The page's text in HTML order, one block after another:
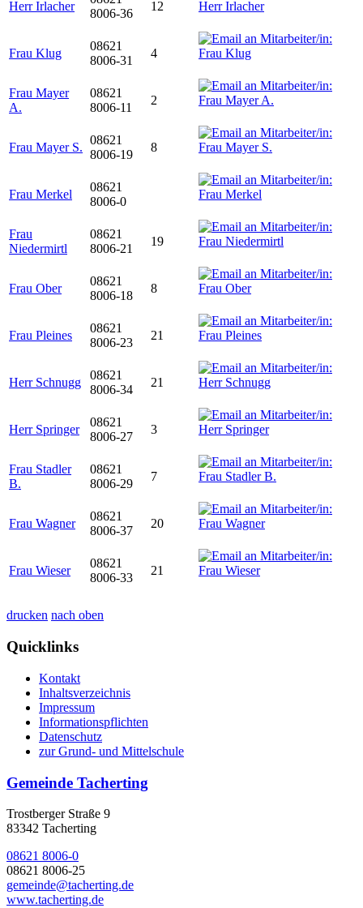
Herr Irlacher
8006-36
12
Frau Klug
08621
8006-31
4
Frau Mayer
A.
08621
8006-11
2
Frau Mayer S.
08621
8006-19
8
Frau Merkel
08621
8006-0
Frau
Niedermirtl
08621
8006-21
19
Frau Ober
08621
8006-18
8
Frau Pleines
08621
8006-23
21
Herr Schnugg
08621
8006-34
21
Herr Springer
08621
8006-27
3
Frau Stadler
B.
08621
8006-29
7
Frau Wagner
08621
8006-37
20
Frau Wieser
08621
8006-33
21
drucken nach oben
Quicklinks
Kontakt
Inhaltsverzeichnis
Impressum
Informationspflichten
Datenschutz
zur Grund- und Mittelschule
Gemeinde Tacherting
Trostberger Straße 9
83342 Tacherting
08621 8006-0
08621 8006-25
gemeinde@tacherting.de
www.tacherting.de